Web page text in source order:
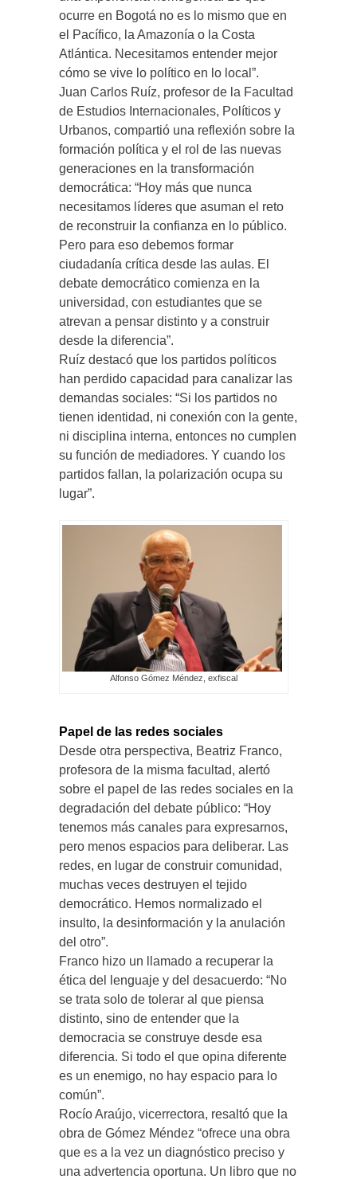
ocurre en Bogotá no es lo mismo que en
el Pacífico, la Amazonía o la Costa
Atlántica. Necesitamos entender mejor
cómo se vive lo político en lo local”.
Juan Carlos Ruíz, profesor de la Facultad
de Estudios Internacionales, Políticos y
Urbanos, compartió una reflexión sobre la
formación política y el rol de las nuevas
generaciones en la transformación
democrática: “Hoy más que nunca
necesitamos líderes que asuman el reto
de reconstruir la confianza en lo público.
Pero para eso debemos formar
ciudadanía crítica desde las aulas. El
debate democrático comienza en la
universidad, con estudiantes que se
atrevan a pensar distinto y a construir
desde la diferencia”.
Ruíz destacó que los partidos políticos
han perdido capacidad para canalizar las
demandas sociales: “Si los partidos no
tienen identidad, ni conexión con la gente,
ni disciplina interna, entonces no cumplen
su función de mediadores. Y cuando los
partidos fallan, la polarización ocupa su
lugar”.
Alfonso Gómez Méndez, exfiscal
Papel de las redes sociales
Desde otra perspectiva, Beatriz Franco,
profesora de la misma facultad, alertó
sobre el papel de las redes sociales en la
degradación del debate público: “Hoy
tenemos más canales para expresarnos,
pero menos espacios para deliberar. Las
redes, en lugar de construir comunidad,
muchas veces destruyen el tejido
democrático. Hemos normalizado el
insulto, la desinformación y la anulación
del otro”.
Franco hizo un llamado a recuperar la
ética del lenguaje y del desacuerdo: “No
se trata solo de tolerar al que piensa
distinto, sino de entender que la
democracia se construye desde esa
diferencia. Si todo el que opina diferente
es un enemigo, no hay espacio para lo
común”.
Rocío Araújo, vicerrectora, resaltó que la
obra de Gómez Méndez “ofrece una obra
que es a la vez un diagnóstico preciso y
una advertencia oportuna. Un libro que no